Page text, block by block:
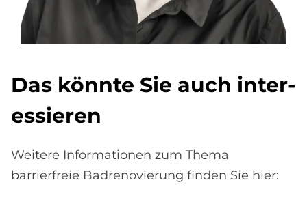
Das könn­te Sie auch in­ter­
es­sie­ren
Weitere Informationen zum Thema
barrierfreie Badrenovierung finden Sie hier: